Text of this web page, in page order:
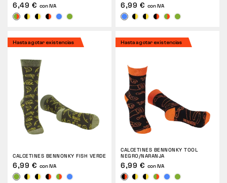
6,49 € con IVA 6,99 € con IVA
Hasta agotar existencias
CALCETINES BENNONKY FISH VERDE
6,99 € con IVA
Hasta agotar existencias
CALCETINES BENNONKY TOOL
NEGRO/NARANJA
6,99 € con IVA